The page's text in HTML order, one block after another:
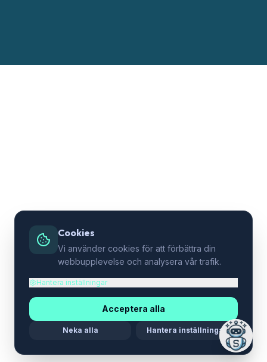
Cookies
Vi använder cookies för att förbättra din
webbupplevelse och analysera vår trafik.
Hantera inställningar
Acceptera alla
Neka alla Hantera inställningar